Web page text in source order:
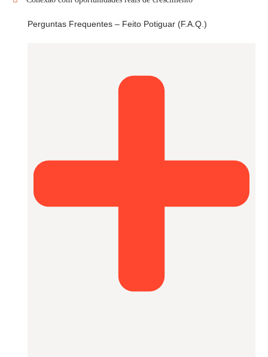
Perguntas Frequentes – Feito Potiguar (F.A.Q.)